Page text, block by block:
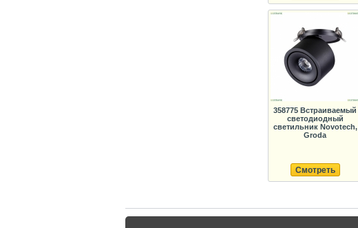
358775 Встраиваемый
светодиодный
светильник Novotech,
Groda
Смотреть